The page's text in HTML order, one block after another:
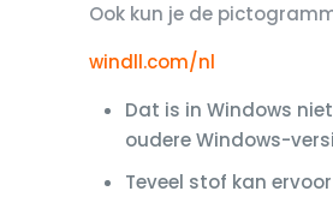
Ook kun je de
windll.com/nl
Dat is in Windows
oudere Windows-
Teveel stof kan